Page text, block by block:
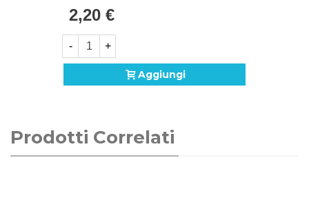
2,20 €
- +
Aggiungi
Prodotti Correlati